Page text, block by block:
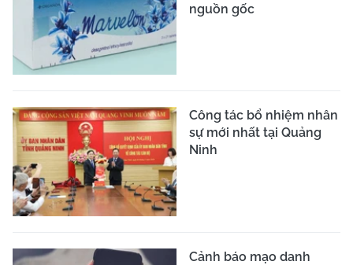
nguồn gốc
Công tác bổ nhiệm nhân
sự mới nhất tại Quảng
Ninh
Cảnh báo mạo danh